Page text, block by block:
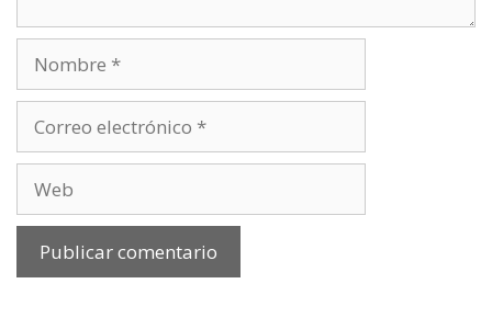
Nombre
Correo
electrónico
Web